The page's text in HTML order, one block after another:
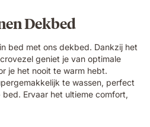
Dekbed
bed met ons dekbed. Dankzij het
geniet je van optimale
je het nooit te warm hebt.
te wassen, perfect
Ervaar het ultieme comfort,